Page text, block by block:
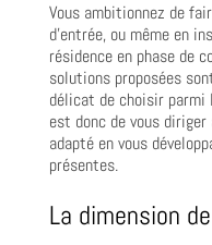
Vous ambitionnez de
d’entrée, ou même en
résidence en phase de
solutions proposées
délicat de choisir parmi
est donc de vous
adapté en vous
présentes.
La dimension